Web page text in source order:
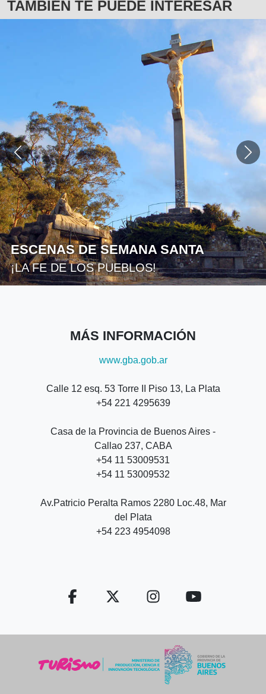
TAMBIÉN TE PUEDE INTERESAR
ESCENAS DE SEMANA SANTA
¡LA FE DE LOS PUEBLOS!
MÁS INFORMACIÓN
www.gba.gob.ar
Calle 12 esq. 53 Torre II Piso 13, La Plata
+54 221 4295639
Casa de la Provincia de Buenos Aires -
Callao 237, CABA
+54 11 53009531
+54 11 53009532
Av.Patricio Peralta Ramos 2280 Loc.48, Mar
del Plata
+54 223 4954098